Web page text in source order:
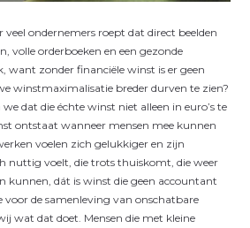
ondernemers roept dat direct beelden
volle orderboeken en een gezonde
want zonder financiële winst is er geen
winstmaximalisatie breder durven te zien?
dat die échte winst niet alleen in euro’s te
ontstaat wanneer mensen mee kunnen
voelen zich gelukkiger en zijn
nuttig voelt, die trots thuiskomt, die weer
kunnen, dát is winst die geen accountant
de samenleving van onschatbare
wat dat doet. Mensen die met kleine